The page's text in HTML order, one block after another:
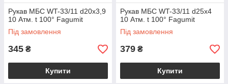
Рукав МБС WT-33/11 d20x3,9
10 Атм. t 100° Fagumit
Під замовлення
345 ₴
Купити
Рукав МБС WT-33/11 d25x4
10 Атм. t 100° Fagumit
Під замовлення
379 ₴
Купити